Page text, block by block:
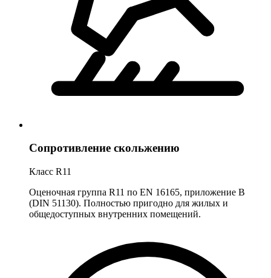
Сопротивление скольжению
Класс R11
Оценочная группа R11 по EN 16165, приложение B
(DIN 51130). Полностью пригодно для жилых и
общедоступных внутренних помещений.